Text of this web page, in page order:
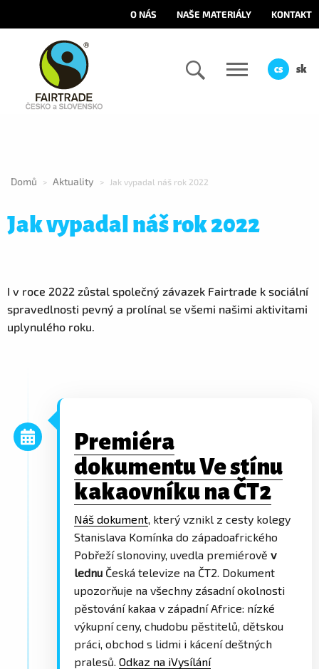
O NÁS NAŠE MATERIÁLY KONTAKT
cs sk
Domů > Aktuality > Jak vypadal náš rok 2022
Jak vypadal náš rok 2022
I v roce 2022 zůstal společný závazek Fairtrade k sociální
spravedlnosti pevný a prolínal se všemi našimi aktivitami
uplynulého roku.
Premiéra
dokumentu Ve stínu
kakaovníku na ČT2
Náš dokument, který vznikl z cesty kolegy
Stanislava Komínka do západoafrického
Pobřeží slonoviny, uvedla premiérově v
lednu Česká televize na ČT2. Dokument
upozorňuje na všechny zásadní okolnosti
pěstování kakaa v západní Africe: nízké
výkupní ceny, chudobu pěstitelů, dětskou
práci, obchod s lidmi i kácení deštných
pralesů. Odkaz na iVysílání